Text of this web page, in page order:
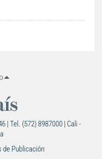
| Tel. (572) 8987000 | Cali -
de Publicación